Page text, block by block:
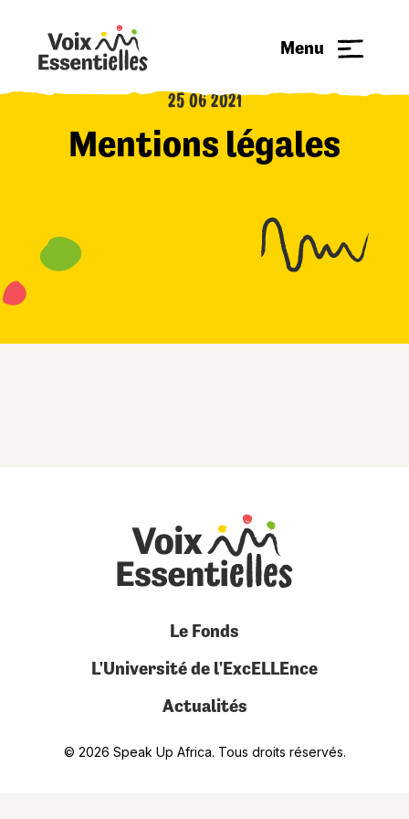
Menu
25 06 2021
Mentions légales
Le Fonds
L'Université de l'ExcELLEnce
Actualités
© 2026 Speak Up Africa. Tous droits réservés.